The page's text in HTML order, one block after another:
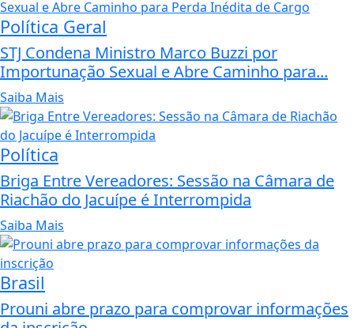
Política Geral
STJ Condena Ministro Marco Buzzi por
Importunação Sexual e Abre Caminho para...
Saiba Mais
Política
Briga Entre Vereadores: Sessão na Câmara de
Riachão do Jacuípe é Interrompida
Saiba Mais
Brasil
Prouni abre prazo para comprovar informações